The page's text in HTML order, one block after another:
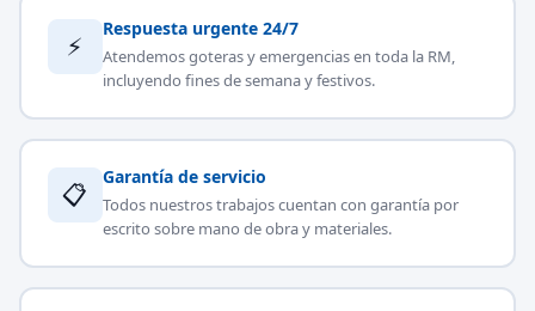
⚡
Respuesta urgente 24/7
Atendemos goteras y emergencias en toda la RM,
incluyendo fines de semana y festivos.
📋
Garantía de servicio
Todos nuestros trabajos cuentan con garantía por
escrito sobre mano de obra y materiales.